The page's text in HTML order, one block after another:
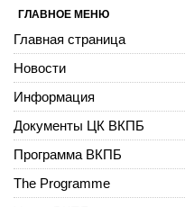
ГЛАВНОЕ МЕНЮ
Главная страница
Новости
Информация
Документы ЦК ВКПБ
Программа ВКПБ
The Programme